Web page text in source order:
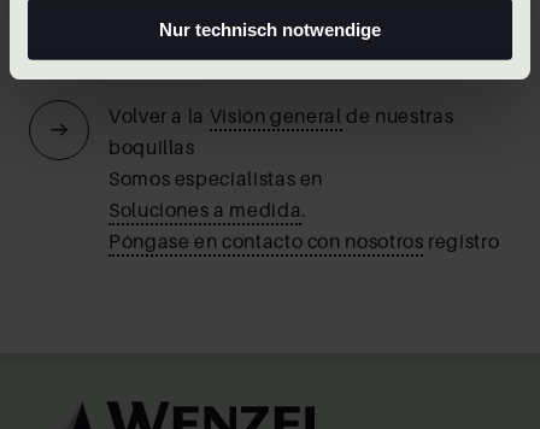
Nur technisch notwendige
Volver a la Visión general de nuestras
boquillas
Somos especialistas en
Soluciones a medida.
Póngase en contacto con nosotros registro